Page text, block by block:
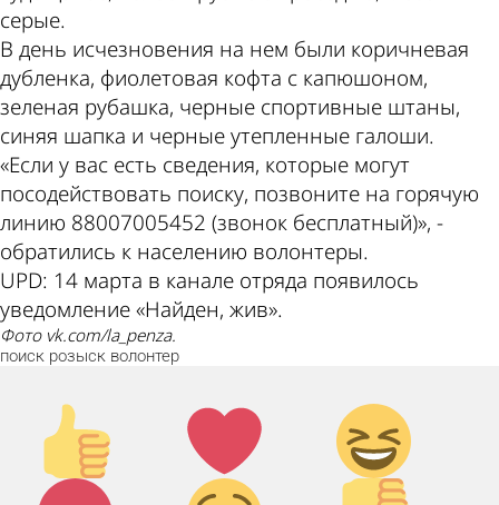
серые.
В день исчезновения на нем были коричневая
дубленка, фиолетовая кофта с капюшоном,
зеленая рубашка, черные спортивные штаны,
синяя шапка и черные утепленные галоши.
«Если у вас есть сведения, которые могут
посодействовать поиску, позвоните на горячую
линию 88007005452 (звонок бесплатный)», -
обратились к населению волонтеры.
UPD: 14 марта в канале отряда появилось
уведомление «Найден, жив».
Фото vk.com/la_penza.
поиск розыск волонтер
Палец
вверх!
Лайк!
Дикий
смех!
Агрессия!
Грусть
Палец